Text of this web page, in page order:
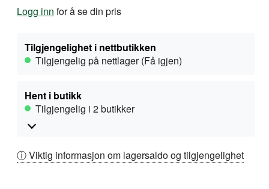
Logg inn for å se din pris
Tilgjengelighet i nettbutikken
Tilgjengelig på nettlager (Få igjen)
Hent i butikk
Tilgjengelig i 2 butikker
ⓘ Viktig informasjon om lagersaldo og tilgjengelighet